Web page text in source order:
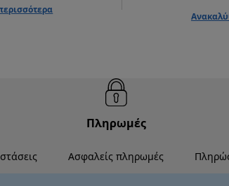
Πληρωμές
Ασφαλείς πληρωμές